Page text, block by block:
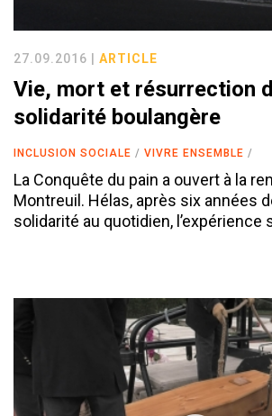
27.09.2016 | ARTICLE
Vie, mort et résurrection
solidarité boulangère
INCLUSION SOCIALE VIVRE ENSEMBLE
La Conquête du pain a ouvert à la
Montreuil. Hélas, après six années
solidarité au quotidien, l’expérience